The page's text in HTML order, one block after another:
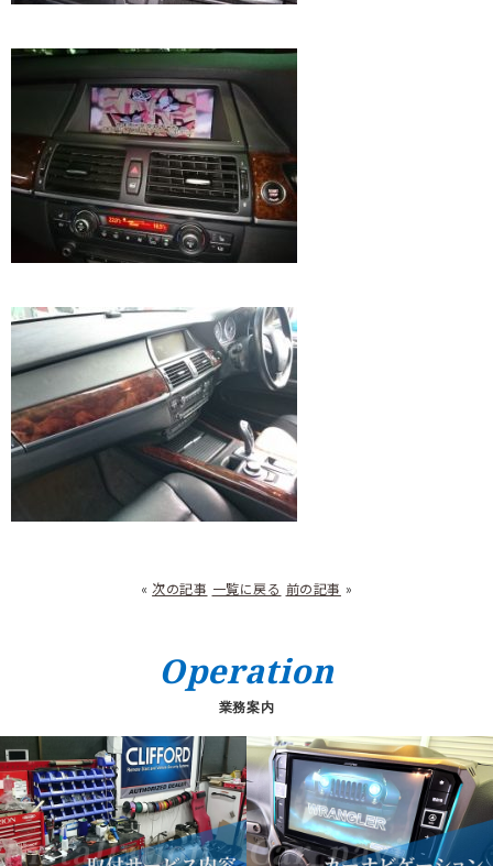
«次の記事 一覧に戻る 前の記事 »
Operation
業務案内